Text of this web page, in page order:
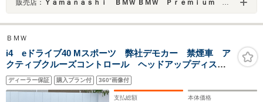
販売店： Ｙａｍａｎａｓｈｉ ＢＭＷ ＢＭＷ Ｐｒｅｍｉｕｍ Ｓｅｌｅｃｔｉｏｎ 山梨
ＢＭＷ
i4 eドライブ40 Mスポーツ 弊社デモカー 禁煙車 ア
クティブクルーズコントロール ヘッドアップディスプ
レイ 全周囲カメラ カーブドディスプレイ アンビエ
ントライト ワイヤレス充電 電動リアゲート ETC車
ディーラー保証 購入プラン付 360°画像付
支払総額 本体価格